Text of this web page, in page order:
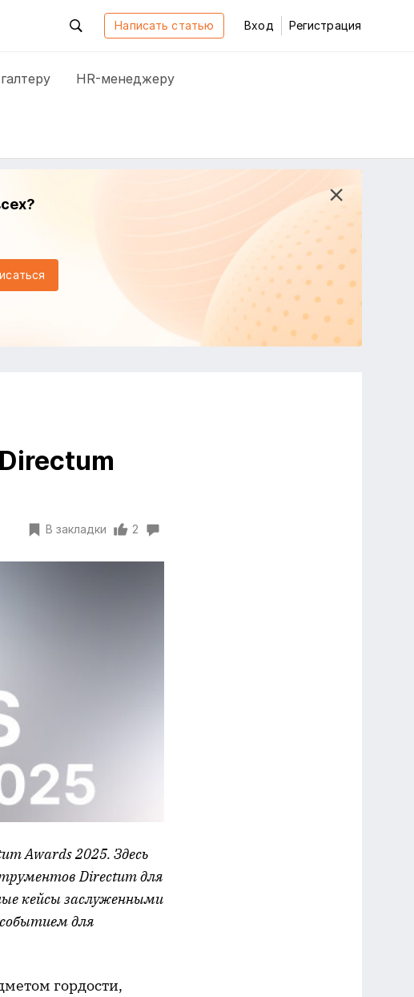
Написать статью Вход Регистрация
HR-менеджеру
В закладки 2
Awards 2025. Здесь
Directum для
кейсы заслуженными
для
гордости,